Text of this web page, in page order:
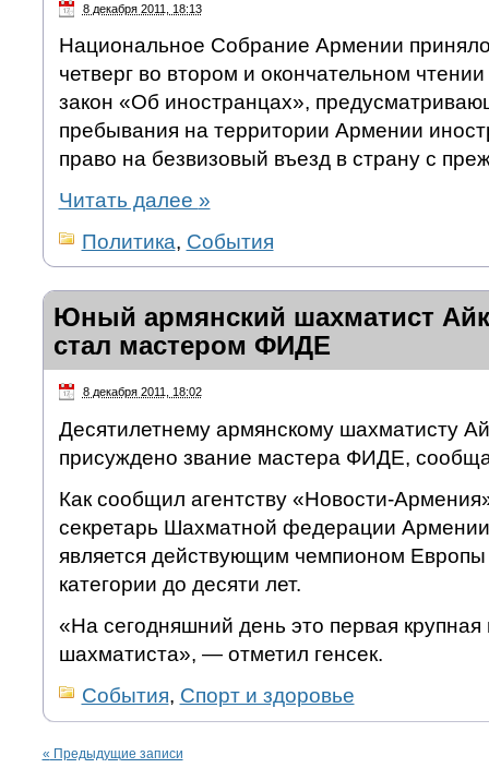
8 декабря 2011, 18:13
Национальное Собрание Армении
четверг во втором и окончательном чтении
закон «Об иностранцах»,
пребывания на территории Армении
право на безвизовый въезд в страну с
Читать далее »
Политика, События
Юный армянский шахматист
стал мастером ФИДЕ
8 декабря 2011, 18:02
Десятилетнему армянскому шахматисту
присуждено звание мастера ФИДЕ,
Как сообщил агентству «Новости-
секретарь Шахматной федерации
является действующим чемпионом Европы
категории до десяти лет.
«На сегодняшний день это первая
шахматиста», — отметил генсек.
События, Спорт и здоровье
« Предыдущие записи